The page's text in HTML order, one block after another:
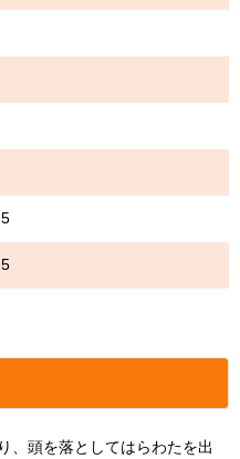
、頭を落としてはらわたを出